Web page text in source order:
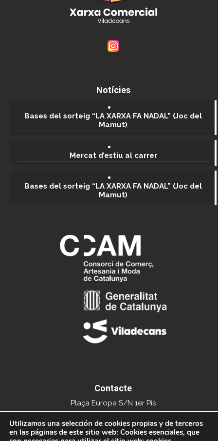
Notícies
Bases del sorteig “LA XARXA FA NADAL” (Joc del
Mamut)
Mercat d’estiu al carrer
Bases del sorteig “LA XARXA FA NADAL” (Joc del
Mamut)
Contacte
Plaça Europa S/N 1er Pis
Edifici del Mercat Municipal
08840 Viladecans
Utilizamos una selección de cookies propias y de terceros
en las páginas de este sitio web: Cookies esenciales, que